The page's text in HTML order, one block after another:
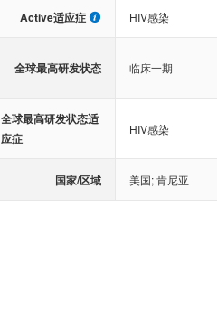
Active适应症 HIV感染
全球最高研发状态 临床一期
全球最高研发状态适
应症
HIV感染
国家/区域 美国;肯尼亚